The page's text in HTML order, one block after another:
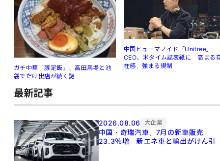
ガチ中華「豚足飯」、高田馬場と池
袋でだけ出店が続く謎
中国ヒューマノイド「Unitree」
CEO、米タイム誌表紙に 高まる
在感、強まる規制
最新記事
2026.08.06 大企業
中国・奇瑞汽車、7月の新車販売
23.3％増 新エネ車と輸出がけん引